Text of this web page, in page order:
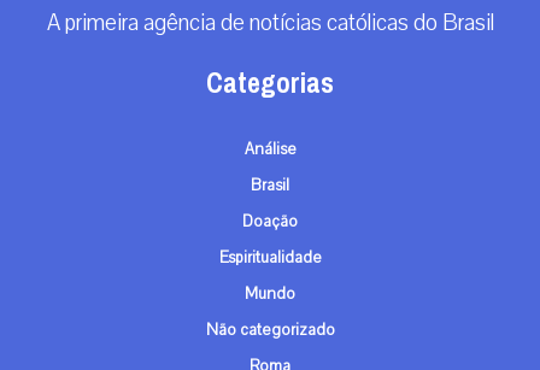
A primeira agência de notícias católicas do Brasil
Categorias
Análise
Brasil
Doação
Espiritualidade
Mundo
Não categorizado